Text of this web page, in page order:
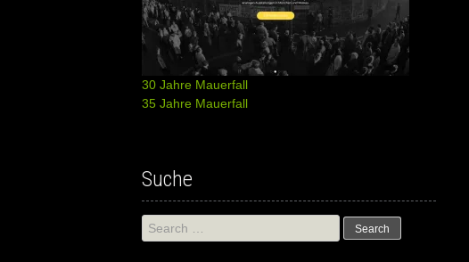
30 Jahre Mauerfall
35 Jahre Mauerfall
Suche
Search
for: